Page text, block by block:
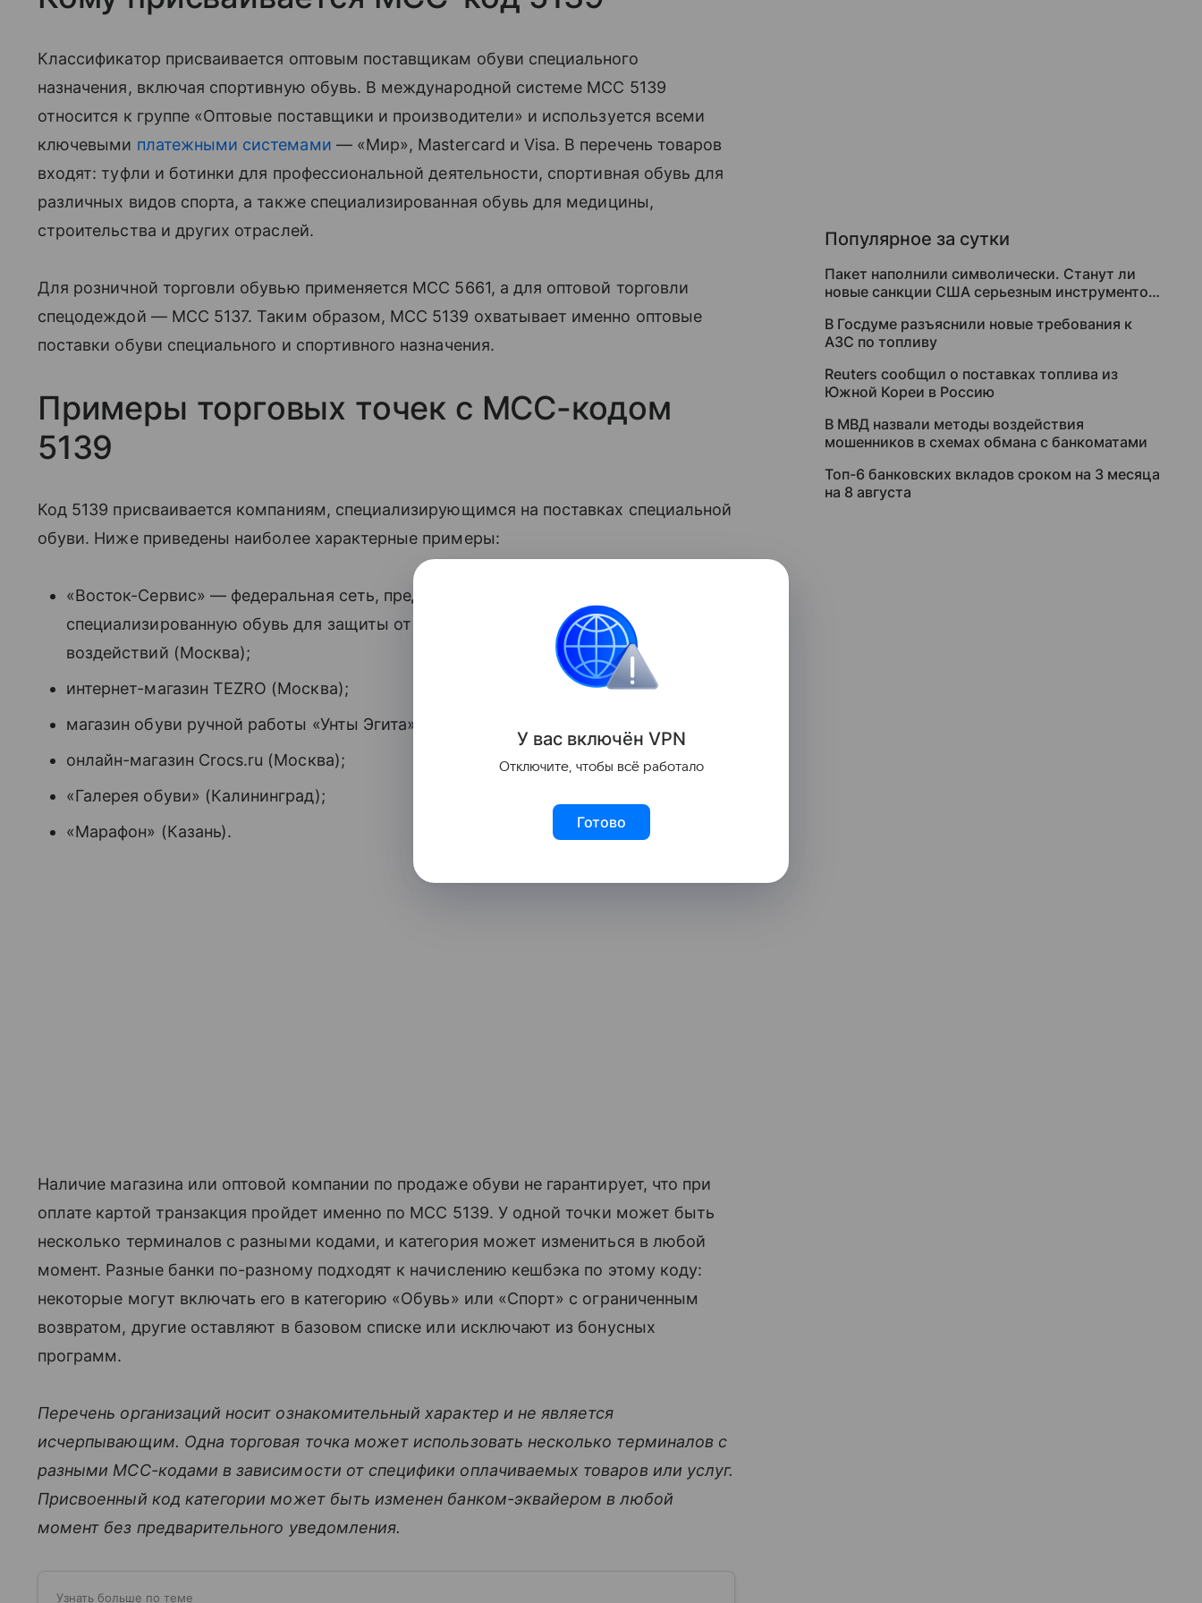
Классификатор присваивается оптовым поставщикам обуви специального
назначения, включая спортивную обувь. В международной системе MCC 5139
относится к группе «Оптовые поставщики и производители» и используется всеми
ключевыми платежными системами — «Мир», Mastercard и Visa. В перечень товаров
входят: туфли и ботинки для профессиональной деятельности, спортивная обувь для
различных видов спорта, а также специализированная обувь для медицины,
строительства и других отраслей.
Для розничной торговли обувью применяется MCC 5661, а для оптовой торговли
спецодеждой — MCC 5137. Таким образом, MCC 5139 охватывает именно оптовые
поставки обуви специального и спортивного назначения.
Примеры торговых точек с MCC-кодом
5139
Код 5139 присваивается компаниям, специализирующимся на поставках специальной
обуви. Ниже приведены наиболее характерные примеры:
«Восток-Сервис» — федеральная сеть, предлагающая в том числе
специализированную обувь для защиты от механических и химических
воздействий (Москва);
интернет-магазин TEZRO (Москва);
магазин обуви ручной работы «Унты Эгита» (Улан-Удэ, Республика Бурятия);
онлайн-магазин Crocs.ru (Москва);
«Галерея обуви» (Калининград);
«Марафон» (Казань).
Наличие магазина или оптовой компании по продаже обуви не гарантирует, что при
оплате картой транзакция пройдет именно по MCC 5139. У одной точки может быть
несколько терминалов с разными кодами, и категория может измениться в любой
момент. Разные банки по-разному подходят к начислению кешбэка по этому коду:
некоторые могут включать его в категорию «Обувь» или «Спорт» с ограниченным
возвратом, другие оставляют в базовом списке или исключают из бонусных
программ.
Перечень организаций носит ознакомительный характер и не является
исчерпывающим. Одна торговая точка может использовать несколько терминалов с
разными MCC-кодами в зависимости от специфики оплачиваемых товаров или услуг.
Присвоенный код категории может быть изменен банком-эквайером в любой
момент без предварительного уведомления.
Узнать больше по теме
Популярное за сутки
Пакет наполнили символически. Станут ли
новые санкции США серьезным инструментом
В Госдуме разъяснили новые требования к
АЗС по топливу
Reuters сообщил о поставках топлива из
Южной Кореи в Россию
В МВД назвали методы воздействия
мошенников в схемах обмана с банкоматами
Топ-6 банковских вкладов сроком на 3 месяца
на 8 августа
У вас включён VPN
Отключите, чтобы всё работало
Готово